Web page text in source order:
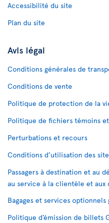
Accessibilité du site
Plan du site
Avis légal
Conditions générales de
Conditions de vente
Politique de protection de la
Politique de fichiers témoins
Perturbations et recours
Conditions d’utilisation des
Passagers à destination et au
au service à la clientèle et aux
Bagages et services optionnels
Politique d’émission de billets